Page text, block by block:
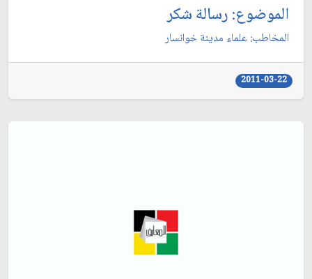
الموضوع: رسالة شكر
المخاطب: علماء مدينة خوانسار
2011-03-22